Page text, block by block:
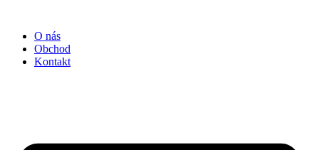
obsah
O nás
Obchod
Kontakt